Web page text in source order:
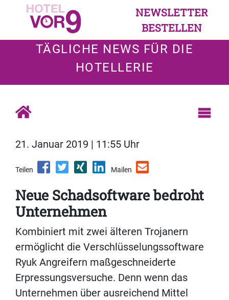
NEWSLETTER
BESTELLEN
TÄGLICHE NEWS FÜR DIE
HOTELLERIE
21. Januar 2019 | 11:55 Uhr
Teilen Mailen
Neue Schadsoftware bedroht
Unternehmen
Kombiniert mit zwei älteren Trojanern
ermöglicht die Verschlüsselungssoftware
Ryuk Angreifern maßgeschneiderte
Erpressungsversuche. Denn wenn das
Unternehmen über ausreichend Mittel